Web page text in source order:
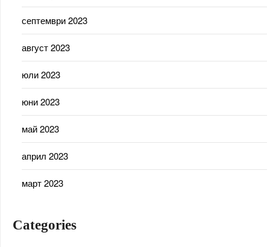
септември 2023
август 2023
юли 2023
юни 2023
май 2023
април 2023
март 2023
Categories